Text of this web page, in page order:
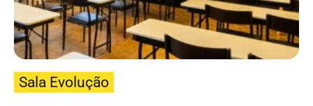
Sala Evolução